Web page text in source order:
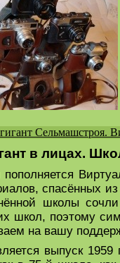
Сельмашстроя.
в лицах.
спасённых
школы сочли
школ, поэтому
на вашу
выпуск